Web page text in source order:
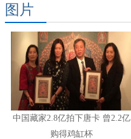
图片
中国藏家2.8亿拍下唐卡 曾2.2亿
购得鸡缸杯